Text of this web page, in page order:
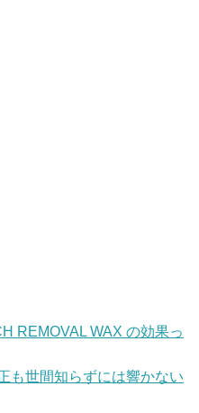
REMOVAL WAX の効果っ
も世間知らずには響かない